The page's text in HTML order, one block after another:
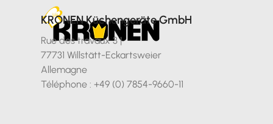
KRONEN Küchengeräte GmbH
Rue des travaux 3 |
77731 Willstätt-Eckartsweier
Allemagne
Téléphone : +49 (0) 7854-9660-11